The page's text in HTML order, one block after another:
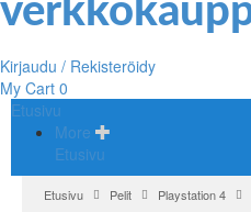
Kirjaudu / Rekisteröidy
My Cart 0
Etusivu
More
Etusivu
Etusivu Pelit Playstation 4